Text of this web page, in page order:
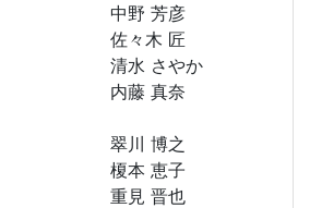
中野 芳彦
佐々木 匠
清水 さやか
内藤 真奈
翠川 博之
榎本 恵子
重見 晋也